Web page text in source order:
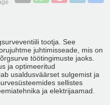
tootja. See
juhtimisseade, mis on
töötingimuste jaoks.
ja optimeeritud
usaldusväärset sulgemist ja
sellistes
ja elektrijaamad.